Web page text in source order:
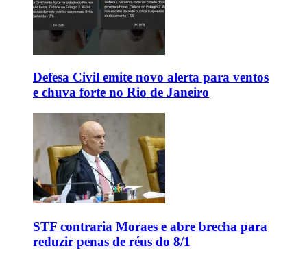
Defesa Civil emite novo alerta para ventos
e chuva forte no Rio de Janeiro
STF contraria Moraes e abre brecha para
reduzir penas de réus do 8/1